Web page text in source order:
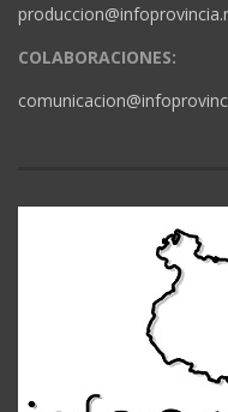
COLABORACIONES: